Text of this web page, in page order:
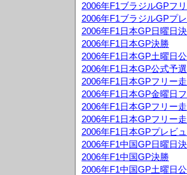
2006年F1ブラジルGPフ
2006年F1ブラジルGPプ
2006年F1日本GP日曜日
2006年F1日本GP決勝
2006年F1日本GP土曜日
2006年F1日本GP公式予選
2006年F1日本GPフリー
2006年F1日本GP金曜日
2006年F1日本GPフリー
2006年F1日本GPフリー
2006年F1日本GPプレビ
2006年F1中国GP日曜日
2006年F1中国GP決勝
2006年F1中国GP土曜日